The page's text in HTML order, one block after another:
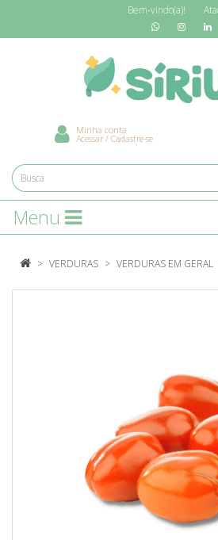
Bem-vindo(a)!
Minha conta
Acessar/ Cadastre-se
Menu
VERDURAS VERDURAS EM GERAL